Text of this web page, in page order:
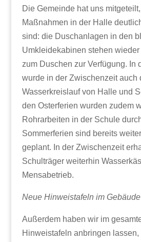
Die Gemeinde hat uns
Maßnahmen in der Halle
sind: die Duschanlagen in den
Umkleidekabinen stehen
zum Duschen zur Verfügung. In
wurde in der Zwischenzeit auch
Wasserkreislauf von Halle und
den Osterferien wurden zudem
Rohrarbeiten in der Schule
Sommerferien sind bereits
geplant. In der Zwischenzeit
Schulträger weiterhin
Mensabetrieb.
Neue Hinweistafeln im Gebäude
Außerdem haben wir im
Hinweistafeln anbringen lassen,